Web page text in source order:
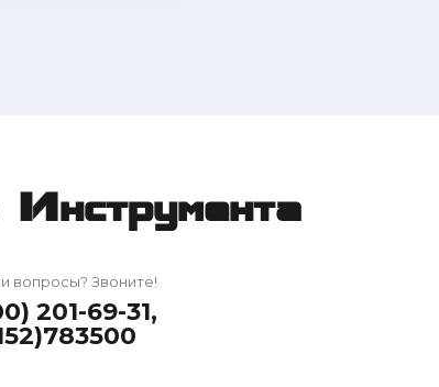
Инструмента
вопросы? Звоните!
201-69-31,